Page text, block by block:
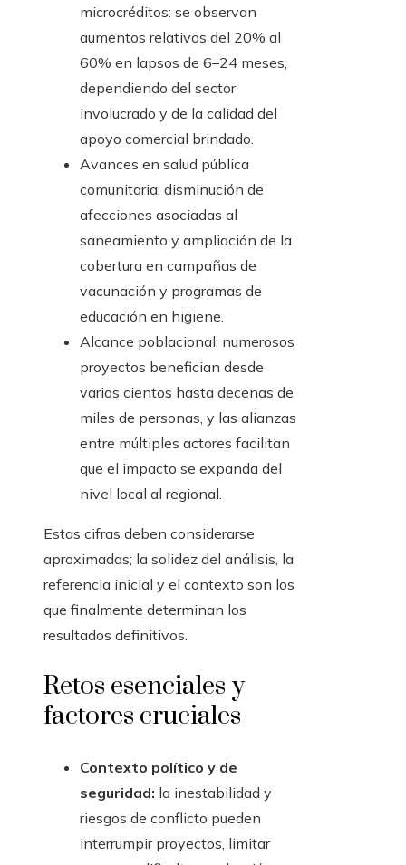
microcréditos: se observan
aumentos relativos del 20% al
60% en lapsos de 6–24 meses,
dependiendo del sector
involucrado y de la calidad del
apoyo comercial brindado.
Avances en salud pública
comunitaria: disminución de
afecciones asociadas al
saneamiento y ampliación de la
cobertura en campañas de
vacunación y programas de
educación en higiene.
Alcance poblacional: numerosos
proyectos benefician desde
varios cientos hasta decenas de
miles de personas, y las alianzas
entre múltiples actores facilitan
que el impacto se expanda del
nivel local al regional.
Estas cifras deben considerarse
aproximadas; la solidez del análisis, la
referencia inicial y el contexto son los
que finalmente determinan los
resultados definitivos.
Retos esenciales y
factores cruciales
Contexto político y de
seguridad: la inestabilidad y
riesgos de conflicto pueden
interrumpir proyectos, limitar